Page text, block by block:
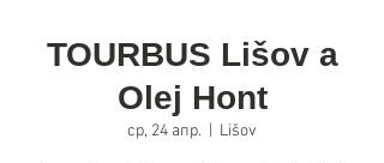
TOURBUS Lišov a
Olej Hont
ср, 24 апр. Lišov